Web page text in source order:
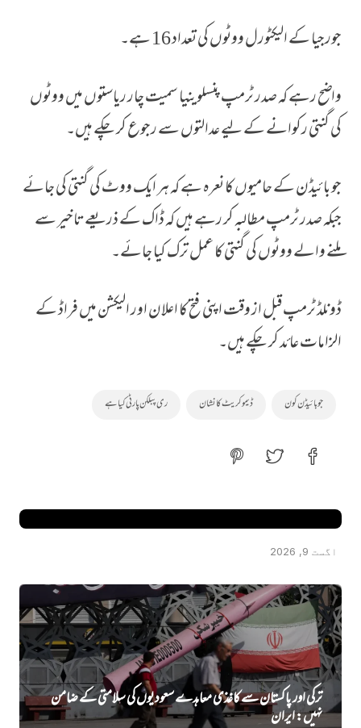
جورجیا کے الیکٹورل ووٹوں کی تعداد 16 ہے۔
واضح رہے کہ صدر ٹرمپ پنسلوینیا سمیت چار ریاستوں میں ووٹوں
کی گنتی رکوانے کے لیے عدالتوں سے رجوع کر چکے ہیں۔
جو بائیڈن کے حامیوں کا نعرہ ہے کہ ہر ایک ووٹ کی گنتی کی جائے
جبکہ صدر ٹرمپ مطالبہ کر رہے ہیں کہ ڈاک کے ذریعے تاخیر سے
ملنے والے ووٹوں کی گنتی کا عمل ترک کیا جائے۔
ڈونلڈ ٹرمپ قبل از وقت اپنی فتح کا اعلان اور الیکشن میں فراڈ کے
الزامات عائد کر چکے ہیں۔
جو بائیڈن کون ڈیمو کریٹ کا نشان ری پبلکن پارٹی کیا ہے
اگست 9, 2026
ترکی اور پاکستان سے کاغذی معاہدے سعودیوں کی سلامتی کے ضامن
نہیں‌: ایران